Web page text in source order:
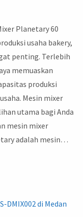
Planetary 60
usaha bakery,
penting. Terlebih
memuaskan
produksi
Mesin mixer
utama bagi Anda
mesin mixer
adalah mesin…